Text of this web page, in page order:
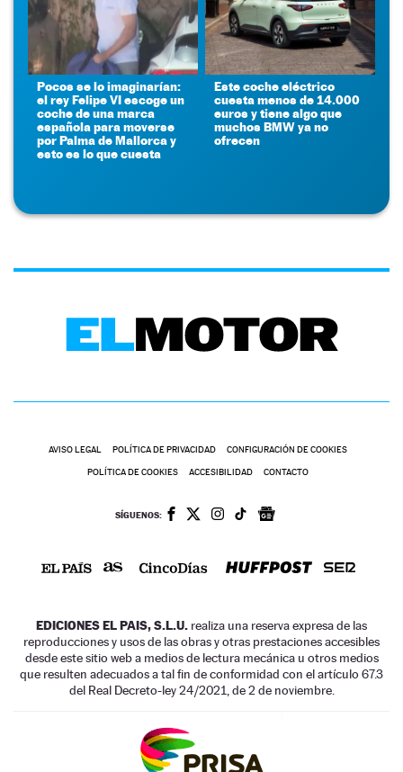
Pocos se lo imaginarían:
el rey Felipe VI escoge un
coche de una marca
española para moverse
por Palma de Mallorca y
esto es lo que cuesta
Este coche eléctrico
cuesta menos de 14.000
euros y tiene algo que
muchos BMW ya no
ofrecen
AVISO LEGAL POLÍTICA DE PRIVACIDAD CONFIGURACIÓN DE COOKIES
POLÍTICA DE COOKIES ACCESIBILIDAD CONTACTO
SÍGUENOS:
EDICIONES EL PAIS, S.L.U. realiza una reserva expresa de las
reproducciones y usos de las obras y otras prestaciones accesibles
desde este sitio web a medios de lectura mecánica u otros medios
que resulten adecuados a tal fin de conformidad con el artículo 67.3
del Real Decreto-ley 24/2021, de 2 de noviembre.